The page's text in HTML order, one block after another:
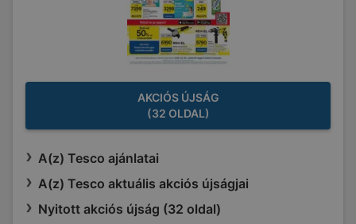
AKCIÓS ÚJSÁG
(32 OLDAL)
A(z) Tesco ajánlatai
A(z) Tesco aktuális akciós újságjai
Nyitott akciós újság (32 oldal)